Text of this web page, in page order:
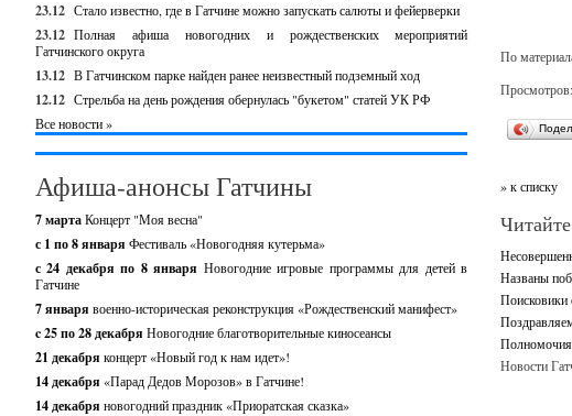
23.12 Стало известно, где в Гатчине можно запускать салюты и фейерверки
23.12 Полная афиша новогодних и рождественских мероприятий
Гатчинского округа
13.12 В Гатчинском парке найден ранее неизвестный подземный ход
12.12 Стрельба на день рождения обернулась "букетом" статей УК РФ
Все новости »
Афиша-анонсы Гатчины
7 мартаКонцерт "Моя весна"
с 1 по 8 января Фестиваль «Новогодняя кутерьма»
с 24 декабря по 8 января Новогодние игровые программы для детей в
Гатчине
7 января военно-историческая реконструкция «Рождественский манифест»
c 25 по 28 декабря Новогодние благотворительные киносеансы
21 декабря концерт «Новый год к нам идет»!
14 декабря «Парад Дедов Морозов» в Гатчине!
14 декабря новогодний праздник «Приоратская сказка»
По
» к списку
Названы
Поисковики
Полномочия
Новости